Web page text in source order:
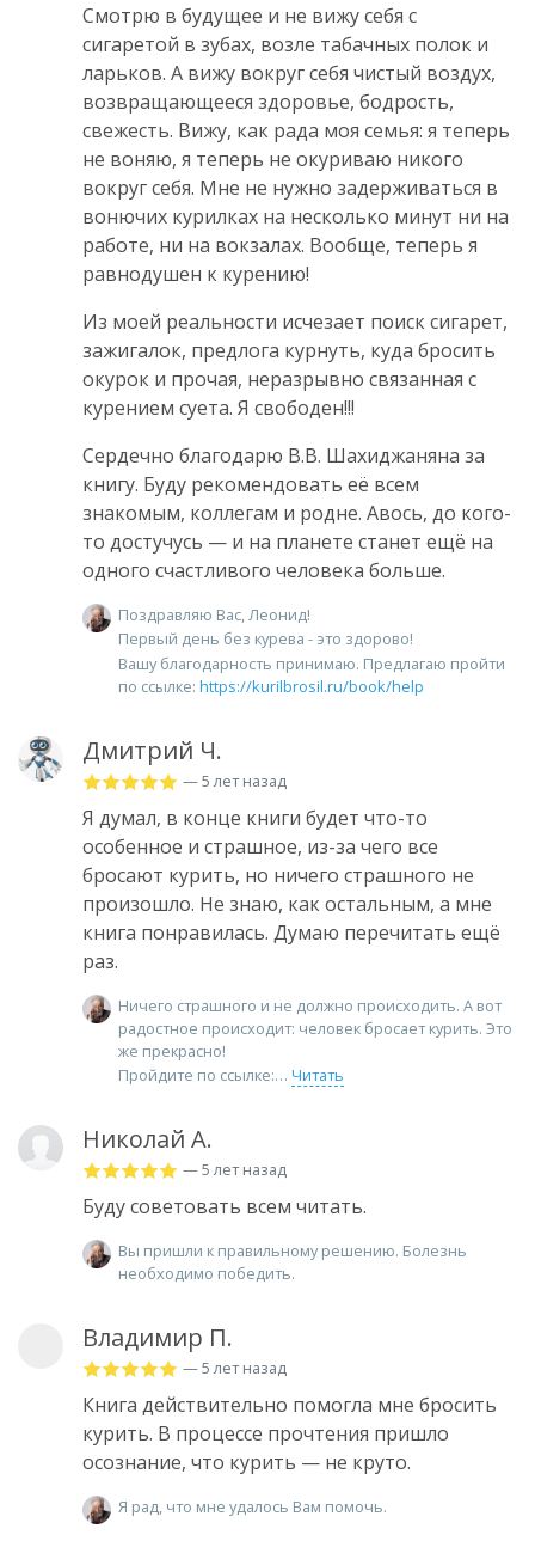
Смотрю в будущее и не вижу себя с
сигаретой в зубах, возле табачных полок и
ларьков. А вижу вокруг себя чистый воздух,
возвращающееся здоровье, бодрость,
свежесть. Вижу, как рада моя семья: я теперь
не воняю, я теперь не окуриваю никого
вокруг себя. Мне не нужно задерживаться в
вонючих курилках на несколько минут ни на
работе, ни на вокзалах. Вообще, теперь я
равнодушен к курению!
Из моей реальности исчезает поиск сигарет,
зажигалок, предлога курнуть, куда бросить
окурок и прочая, неразрывно связанная с
курением суета. Я свободен!!!
Сердечно благодарю В.В. Шахиджаняна за
книгу. Буду рекомендовать её всем
знакомым, коллегам и родне. Авось, до кого-
то достучусь — и на планете станет ещё на
одного счастливого человека больше.
Поздравляю Вас, Леонид!
Первый день без курева - это здорово!
Вашу благодарность принимаю. Предлагаю пройти
по ссылке: https://kurilbrosil.ru/book/help
Дмитрий Ч.
— 5 лет назад
Я думал, в конце книги будет что-то
особенное и страшное, из-за чего все
бросают курить, но ничего страшного не
произошло. Не знаю, как остальным, а мне
книга понравилась. Думаю перечитать ещё
раз.
Ничего страшного и не должно происходить. А вот
радостное происходит: человек бросает курить. Это
же прекрасно!
Пройдите по ссылке:
Читать
Николай А.
— 5 лет назад
Буду советовать всем читать.
Вы пришли к правильному решению. Болезнь
необходимо победить.
Владимир П.
— 5 лет назад
Книга действительно помогла мне бросить
курить. В процессе прочтения пришло
осознание, что курить — не круто.
Я рад, что мне удалось Вам помочь.